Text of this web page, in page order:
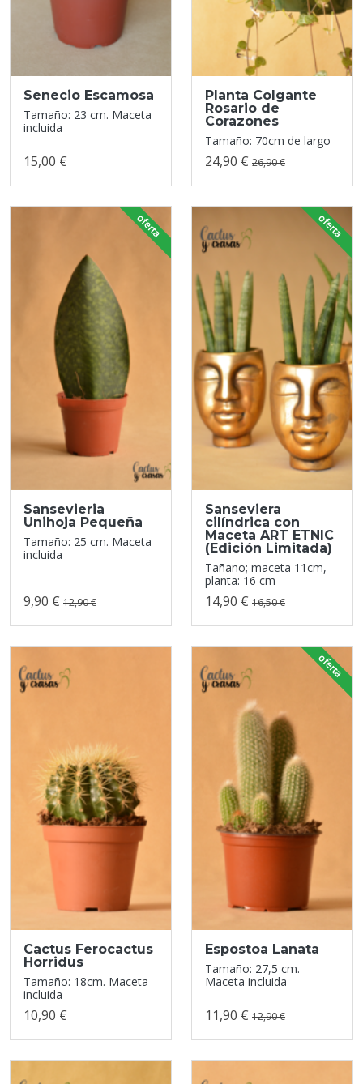
Senecio Escamosa
Tamaño: 23 cm. Maceta
incluida
15,00 €
Planta Colgante
Rosario de
Corazones
Tamaño: 70cm de largo
24,90 € 26,90 €
Sansevieria
Unihoja Pequeña
Tamaño: 25 cm. Maceta
incluida
9,90 € 12,90 €
oferta
Sanseviera
cilíndrica con
Maceta ART ETNIC
(Edición Limitada)
Tañano; maceta 11cm,
planta: 16 cm
14,90 € 16,50 €
oferta
Cactus Ferocactus
Horridus
Tamaño: 18cm. Maceta
incluida
10,90 €
Espostoa Lanata
Tamaño: 27,5 cm.
Maceta incluida
11,90 € 12,90 €
oferta